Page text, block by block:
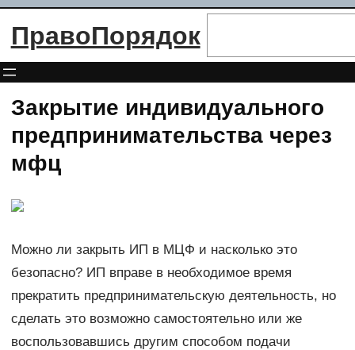
Перейти
ПравоПорядок
Закрытие индивидуального
предпринимательства через
мфц
Можно ли закрыть ИП в МЦФ и насколько это
безопасно? ИП вправе в необходимое время
прекратить предпринимательскую деятельность, но
сделать это возможно самостоятельно или же
воспользовавшись другим способом подачи